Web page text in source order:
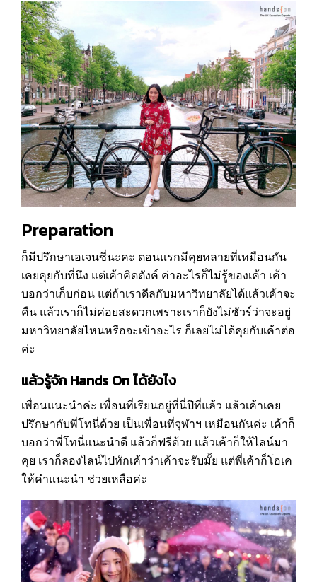
Preparation
ก็มีปรึกษาเอเจนซี่นะคะ ตอนแรกมีคุยหลายที่เหมือนกัน
เคยคุยกับที่นึง แต่เค้าคิดตังค์ ค่าอะไรก็ไม่รู้ของเค้า เค้า
บอกว่าเก็บก่อน แต่ถ้าเราดีลกับมหาวิทยาลัยได้แล้วเค้าจะ
คืน แล้วเราก็ไม่ค่อยสะดวกเพราะเราก็ยังไม่ชัวร์ว่าจะอยู่
มหาวิทยาลัยไหนหรือจะเข้าอะไร ก็เลยไม่ได้คุยกับเค้าต่อ
ค่ะ
แล้วรู้จัก Hands On ได้ยังไง
เพื่อนแนะนำค่ะ เพื่อนที่เรียนอยู่ที่นี่ปีที่แล้ว แล้วเค้าเคย
ปรึกษากับพี่โทนี่ด้วย เป็นเพื่อนที่จุฬาฯ เหมือนกันค่ะ เค้าก็
บอกว่าพี่โทนี่แนะนำดี แล้วก็ฟรีด้วย แล้วเค้าก็ให้ไลน์มา
คุย เราก็ลองไลน์ไปทักเค้าว่าเค้าจะรับมั้ย แต่พี่เค้าก็โอเค
ให้คำแนะนำ ช่วยเหลือค่ะ